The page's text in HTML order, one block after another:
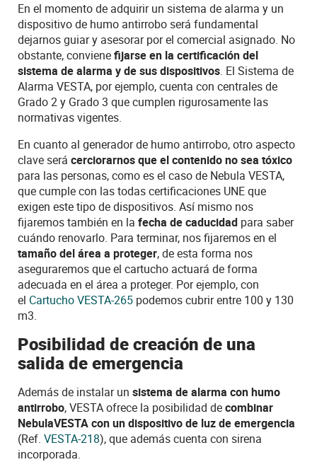
En el momento de adquirir un sistema de alarma y un
dispositivo de humo antirrobo será fundamental
dejarnos guiar y asesorar por el comercial asignado. No
obstante, convienefijarse en la certificación del
sistema de alarma y de sus dispositivos. El Sistema de
Alarma VESTA, por ejemplo, cuenta con centrales de
Grado 2 y Grado 3 que cumplen rigurosamente las
normativas vigentes.
En cuanto al generador de humo antirrobo, otro aspecto
clave será cerciorarnos que el contenido no sea tóxico
para las personas, como es el caso de Nebula VESTA,
que cumple con las todas certificaciones UNE que
exigen este tipo de dispositivos. Así mismo nos
fijaremos también en la fecha de caducidad para saber
cuándo renovarlo. Para terminar, nos fijaremos en el
tamaño del área a proteger, de esta forma nos
aseguraremos que el cartucho actuará de forma
adecuada en el área a proteger. Por ejemplo,con
el Cartucho VESTA-265 podemos cubrir entre 100 y 130
m3.
Posibilidad de creación de una
salida de emergencia
Además de instalar un sistema de alarma con humo
antirrobo, VESTA ofrece la posibilidad decombinar
NebulaVESTA con un dispositivo de luz de emergencia
(Ref. VESTA-218), que además cuenta con sirena
incorporada.